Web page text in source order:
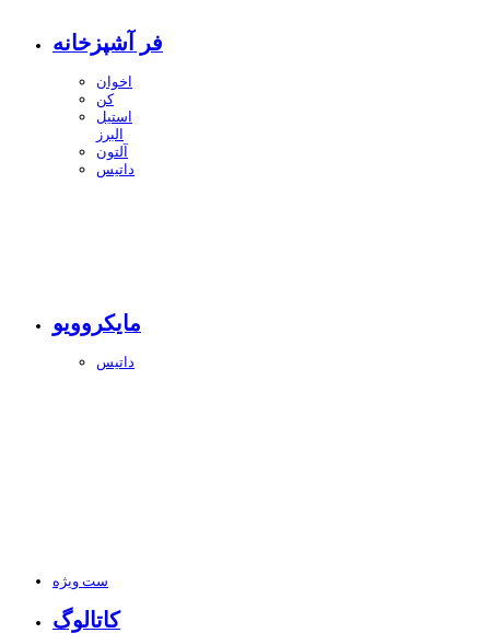
فر آشپزخانه
اخوان
کن
استیل
البرز
آلتون
داتیس
مایکروویو
داتیس
ست ویژه
کاتالوگ